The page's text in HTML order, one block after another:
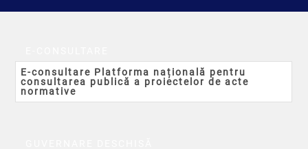
E-consultare Platforma națională pentru
consultarea publică a proiectelor de acte
normative